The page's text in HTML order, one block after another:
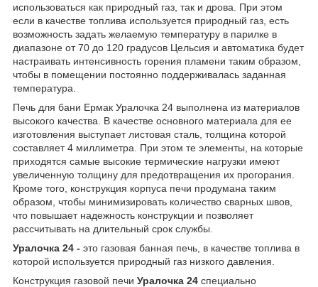
использоваться как природный газ, так и дрова. При этом
если в качестве топлива используется природный газ, есть
возможность задать желаемую температуру в парилке в
диапазоне от 70 до 120 градусов Цельсия и автоматика будет
настраивать интенсивность горения пламени таким образом,
чтобы в помещении постоянно поддерживалась заданная
температура.
Печь для бани Ермак Уралочка 24 выполнена из материалов
высокого качества. В качестве основного материала для ее
изготовления выступает листовая сталь, толщина которой
составляет 4 миллиметра. При этом те элементы, на которые
приходятся самые высокие термические нагрузки имеют
увеличенную толщину для предотвращения их прогорания.
Кроме того, конструкция корпуса печи продумана таким
образом, чтобы минимизировать количество сварных швов,
что повышает надежность конструкции и позволяет
рассчитывать на длительный срок службы.
Уралочка 24 - это газовая банная печь, в качестве топлива в
которой используется природный газ низкого давления.
Конструкция газовой печи Уралочка 24 специально